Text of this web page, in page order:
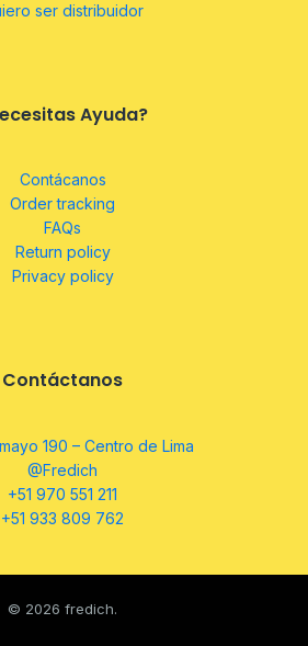
ser distribuidor
Ayuda?
Contácanos
Order tracking
FAQs
Return policy
Privacy policy
Contáctanos
190 – Centro de Lima
@Fredich
+51 970 551 211
+51 933 809 762
© 2026 fredich.